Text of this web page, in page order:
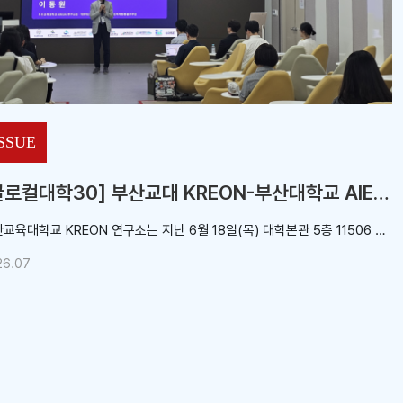
vol.91
vol.90
[글로컬대학30] 부산교대 KREON-부산대학교 AIEDAP 「2026 AIEDAP 경남권역 교육 포럼」 공동 개최
부산교육대학교 KREON 연구소는 지난 6월 18일(목) 대학본관 5층 11506 강의실에서 부산대학교 AIEDAP 경남권역 사업단과 공동으로 「2026 AIEDAP 경남권역 교육 포럼」을 개최했다. 이번 포럼은 ‘AI융합교육, 부산·울산·경남의 실천과 확산’을 주제로 개최됐으며, 부울경 지역 현직 교원, 교육청 관계자, 대학 관계자 등 현장 참석자 40여명과 온라인 참여자 30여명 등 총 70여명이 참여했다. 또한 유튜브 실시간 생중계를 통해 지역 간 제약 없이 교육 현장의 우수 사례와 정책 방향을 공유하는 기회를 마련했다. 포럼에서는 부산·울산·경남 지역 교사들의 AI융합교육 실천 사례 발표와 교육청 장학사들의 지정토론, 종합토론이 진행됐다. 참가자들은 학교 현장의 다양한 AI융합교육 사례와 지역 교육정책 방향을 공유하며 미래교육의 확산 방안을 함께 모색했다. 특히 이번 행사는 글로컬대학30 사업을 통해 구축된 부산교육대학교 하이브리드 플렉스(HyFlex) 강의환경과 온라인 생중계 시스템을 활용하여 운영됐다. 이를 통해 현장과 온라인을 연결하는 미래형 교육환경을 구현하고, 대학과 교육청, 학교를 연결하는 지역 교육협력 플랫폼으로서의 가능성을 확인했다. 이동원 KREON 연구소장(에듀테크소프트랩 센터장)은 “이번 포럼은 부울경 지역의 우수 교육 사례를 공유하고 교육 주체 간 협력을 확대하는 뜻깊은 자리였다.”라며, “KREON은 앞으로도 지역 미래교육 발전을 위한 연결 플랫폼으로서 대학·교육청·학교 간 협력을 지속적으로 지원해 나가겠다.”라고 밝혔다. 한편 KREON 연구소는 미래교육 허브로서 교육 연구, 교원 역량 강화, 교육 콘텐츠 개발, 에듀테크 실증 및 확산 사업 등을 추진하며 지역 교육혁신 생태계 조성에 힘쓰고 있다.